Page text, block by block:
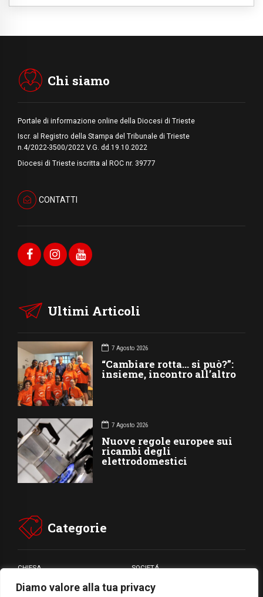
Diamo valore alla tua privacy
Chi siamo
Portale di informazione online della Diocesi di Trieste
Iscr. al Registro della Stampa del Tribunale di Trieste
n.4/2022-3500/2022 V.G. dd.19.10.2022
Diocesi di Trieste iscritta al ROC nr. 39777
CONTATTI
Ultimi Articoli
7 Agosto 2026
“Cambiare rotta… si può?”:
insieme, incontro all’altro
7 Agosto 2026
Nuove regole europee sui
ricambi degli
elettrodomestici
Categorie
CHIESA SOCIETÁ
CARITÁ GIUBILEO